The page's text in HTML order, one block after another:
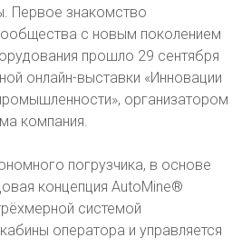
Первое знакомство
с новым поколением
прошло 29 сентября
онлайн-выставки «Инновации
организатором
компания.
погрузчика, в основе
концепция AutoMine®
системой
оператора и управляется